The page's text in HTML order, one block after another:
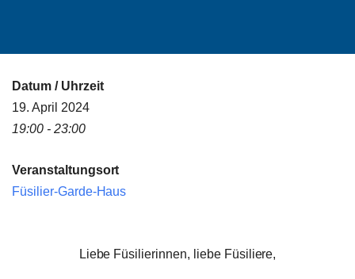
Datum / Uhrzeit
19. April 2024
19:00 - 23:00
Veranstaltungsort
Füsilier-Garde-Haus
Liebe Füsilierinnen, liebe Füsiliere,